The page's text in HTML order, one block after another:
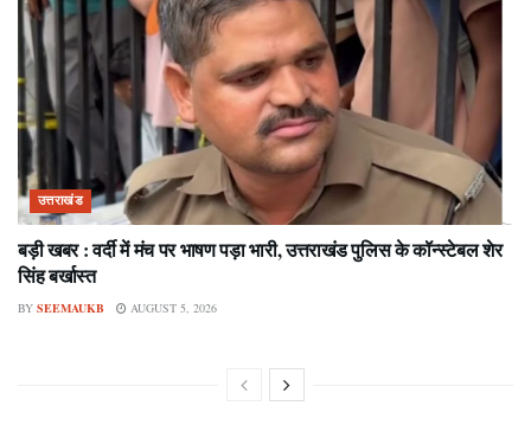
उत्तराखंड
बड़ी खबर : वर्दी में मंच पर भाषण पड़ा भारी, उत्तराखंड पुलिस के कॉन्स्टेबल शेर
सिंह बर्खास्त
BY SEEMAUKB AUGUST 5, 2026